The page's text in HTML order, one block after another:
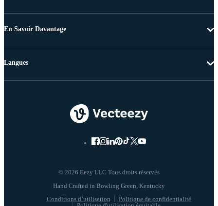
En Savoir Davantage
© 2026 Eezy LLC Tous droits réservés
Conditions d’utilisation
Politique de confidentialité
Langues